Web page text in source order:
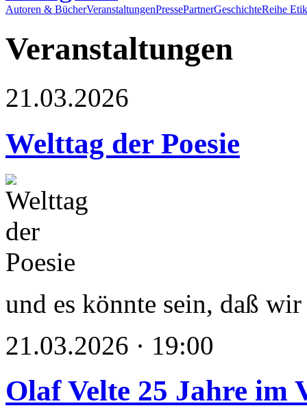
Autoren & BücherVeranstaltungenPressePartnerGeschichteReihe
Veranstaltungen
21.03.2026
Welttag der Poesie
und es könnte sein, daß
21.03.2026 · 19:00
Olaf Velte 25 Jahre im